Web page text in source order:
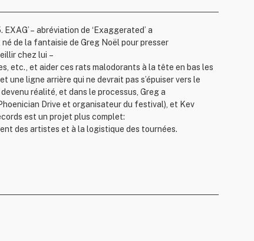
– abréviation de ‘Exaggerated’ a
de la fantaisie de Greg Noël pour presser
chez lui –
etc., et aider ces rats malodorants à la tête en bas les
une ligne arrière qui ne devrait pas s’épuiser vers le
réalité, et dans le processus, Greg a
Drive et organisateur du festival), et Kev
est un projet plus complet:
des artistes et à la logistique des tournées.